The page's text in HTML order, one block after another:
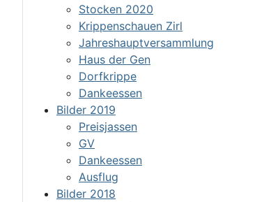
Stocken 2020
Krippenschauen Zirl
Jahreshauptversammlung
Haus der Gen
Dorfkrippe
Dankeessen
Bilder 2019
Preisjassen
GV
Dankeessen
Ausflug
Bilder 2018